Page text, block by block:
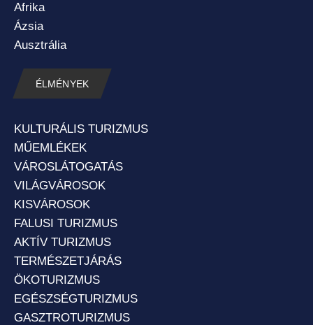
Afrika
Ázsia
Ausztrália
ÉLMÉNYEK
KULTURÁLIS TURIZMUS
MŰEMLÉKEK
VÁROSLÁTOGATÁS
VILÁGVÁROSOK
KISVÁROSOK
FALUSI TURIZMUS
AKTÍV TURIZMUS
TERMÉSZETJÁRÁS
ÖKOTURIZMUS
EGÉSZSÉGTURIZMUS
GASZTROTURIZMUS